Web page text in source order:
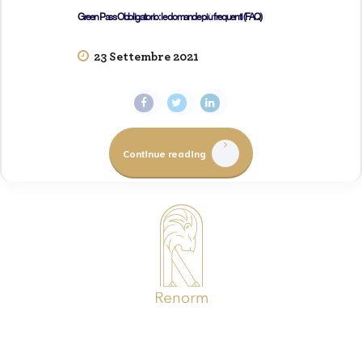
Green Pass Obbligatorio: le domande più frequenti (FAQ)
23 Settembre 2021
Continue reading